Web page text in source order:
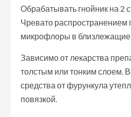
Обрабатывать гнойник на 2
Чревато распространением
микрофлоры в близлежащие
Зависимо от лекарства
толстым или тонким слоем.
средства от фурункула
повязкой.